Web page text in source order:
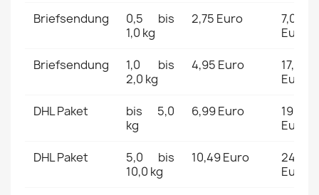
Briefsendung
0,5 bis
1,0 kg
2,75 Euro
7,00
Euro
Briefsendung
1,0 bis
2,0 kg
4,95 Euro
17,00
Euro
DHL Paket
bis 5,0
kg
6,99 Euro
19,49
Euro
DHL Paket
5,0 bis
10,0 kg
10,49 Euro
24,49
Euro